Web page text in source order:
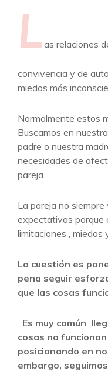
Las relaciones
convivencia y de
miedos más
Normalmente estos
Buscamos en
padre o nuestra
necesidades de
pareja.
La pareja no
expectativas porque
limitaciones , miedos
La cuestión es
pena seguir
que las cosas
Es muy común
cosas no
posicionando en
embargo,